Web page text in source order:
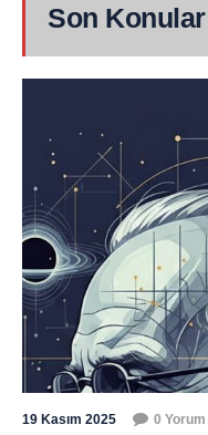
Son Konular
19 Kasım 2025 0 Yorum